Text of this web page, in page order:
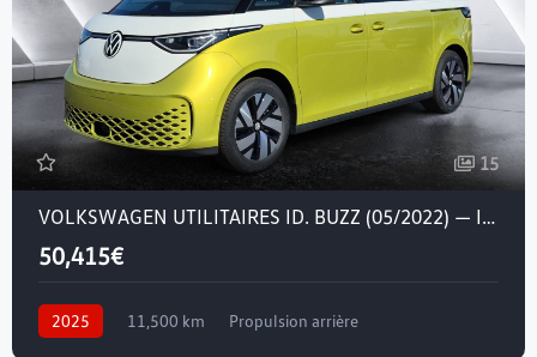
15
VOLKSWAGEN UTILITAIRES ID. BUZZ (05/2022) — ID. Buzz 286 ch Pro 7 places
50,415€
2025 11,500 km
Propulsion arrière